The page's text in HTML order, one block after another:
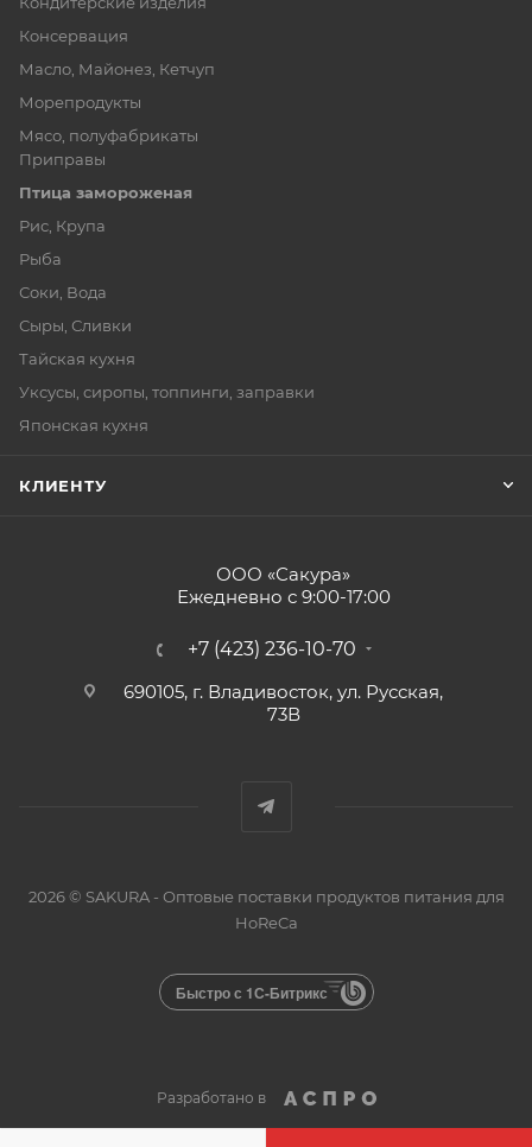
Консервация
Масло, Майонез, Кетчуп
Морепродукты
Мясо, полуфабрикаты
Приправы
Птица замороженая
Рис, Крупа
Рыба
Соки, Вода
Сыры, Сливки
Тайская кухня
Уксусы, сиропы, топпинги, заправки
Японская кухня
КЛИЕНТУ
ООО «Сакура»
Ежедневно с 9:00-17:00
+7 (423) 236-10-70
690105, г. Владивосток, ул. Русская,
73В
2026 © SAKURA - Оптовые поставки продуктов питания для
HoReCa
Быстро с 1С-Битрикс
Разработано в